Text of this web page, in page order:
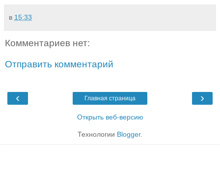
в 15:33
Комментариев нет:
Отправить комментарий
‹ ›
Главная страница
Открыть веб-версию
Технологии Blogger.